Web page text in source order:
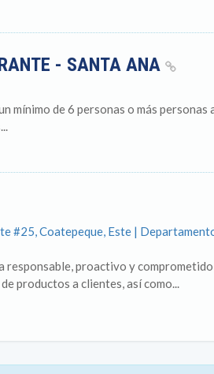
- SANTA ANA
mínimo de 6 personas o más personas
#25, Coatepeque, Este |
responsable, proactivo y
productos a clientes, así como...